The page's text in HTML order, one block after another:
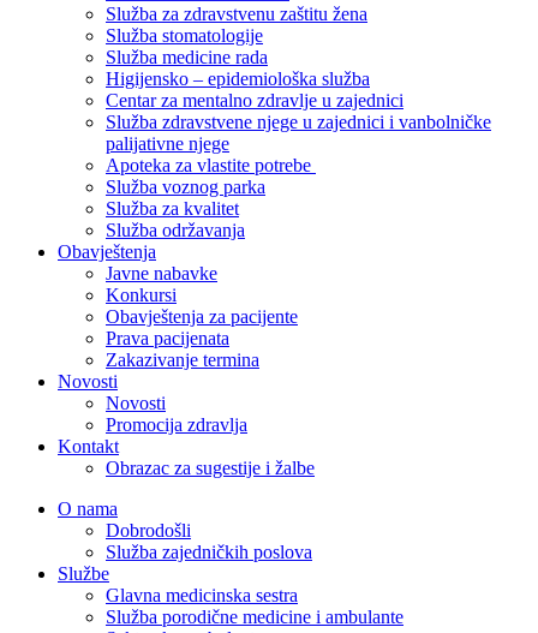
Služba za zdravstvenu zaštitu žena
Služba stomatologije
Služba medicine rada
Higijensko – epidemiološka služba
Centar za mentalno zdravlje u zajednici
Služba zdravstvene njege u zajednici i vanbolničke
palijativne njege
Apoteka za vlastite potrebe
Služba voznog parka
Služba za kvalitet
Služba održavanja
Obavještenja
Javne nabavke
Konkursi
Obavještenja za pacijente
Prava pacijenata
Zakazivanje termina
Novosti
Novosti
Promocija zdravlja
Kontakt
Obrazac za sugestije i žalbe
O nama
Dobrodošli
Služba zajedničkih poslova
Službe
Glavna medicinska sestra
Služba porodične medicine i ambulante